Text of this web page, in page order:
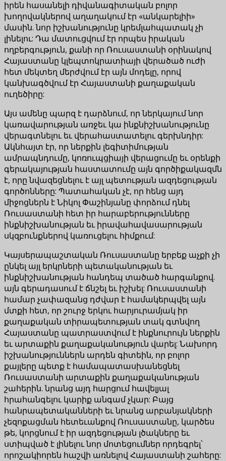
իրեն հասանելի դիվանագիտական բոլոր
խողովակներով աղաղակում էր «անկարելիի»
մասին. նոր իշխանությունը կրեմլահպատակ չի
լինելու: Դա մատուցվում էր որպես իրական
ողբերգություն, քանի որ Ռուսաստանի օրինակով
Հայաստանը կլեպտոկրատիայի վերածած ուժի
հետ մեկտեղ մերժվում էր այն մոդելը, որով
կանխագծվում էր Հայաստանի քաղաքական
ուղեծիրը:
Այս ամենը պարզ է դարձնում, որ ներկայում նոր
կառավարության առջեւ կա ինքնիշխանությունը
վերագտնելու եւ վերահաստատելու գերխնդիր:
Ակնհայտ էր, որ ներքին լեգիտիմության
ամրապնդումը, կոռուպցիայի վերացումը եւ օրենքի
գերակայության հաստատումը այն գործիքակազմն
է, որը նվազեցնելու է այլ պետության ազդեցության
գործոնները: Պատահական չէ, որ հենց այդ
միջոցներն է Նիկոլ Փաշինյանը փորձում դնել
Ռուսաստանի հետ իր հարաբերությունները
ինքնիշխանության եւ իրավահավասարության
սկզբունքներով կառուցելու հիմքում:
Կայսերապաշտական Ռուսաստանը երբեք աչքի չի
ընկել այլ երկրների պետականության եւ
ինքնիշխանության հանդեպ տածած հարգանքով.
այն գերադասում է ճնշել եւ իշխել: Ռուսաստանի
համար չափազանց դժվար է համակերպվել այն
մտքի հետ, որ շուրջ երկու հարյուրամյակ իր
քաղաքական տիրապետության տակ գտնվող
Հայաստանը պատրաստվում է ինքնուրույն ներքին
եւ արտաքին քաղաքականություն վարել: Նախորդ
իշխանություններն արդեն գիտեին, որ բոլոր
քայլերը պետք է համապատասխանեցնել
Ռուսաստանի արտաքին քաղաքականության
շահերին. նրանց այդ հարցում հավելյալ
հրահանգելու կարիք անգամ չկար: Բայց
հանրապետականների եւ նրանց արբանյակների
չեզոքացման հետեւանքով Ռուսաստանը, կարծես
թե, կորցնում է իր ազդեցության լծակները եւ
ստիպված է լինելու նոր մոտեցումներ որդեգրել՝
որոշակիորեն հաշվի առնելով Հայաստանի շահերը: